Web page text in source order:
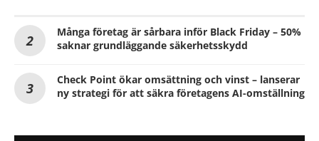
Många företag är sårbara inför Black Friday – 50%
saknar grundläggande säkerhetsskydd
Check Point ökar omsättning och vinst – lanserar
ny strategi för att säkra företagens AI-omställning